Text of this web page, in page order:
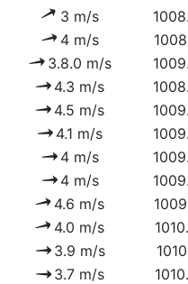
3 m/s
4 m/s
3.8.0 m/s
4.3 m/s
4.5 m/s
4.1 m/s
4 m/s
4 m/s
4.6 m/s
4.0 m/s
3.9 m/s
3.7 m/s